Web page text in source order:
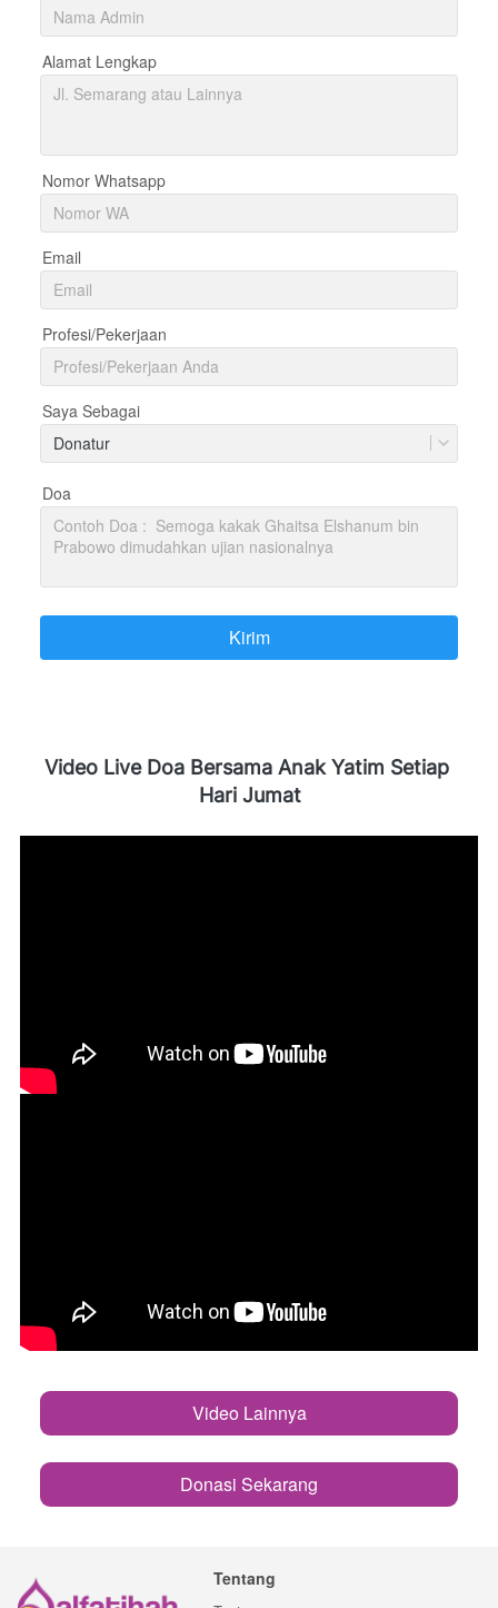
Alamat Lengkap
Nomor Whatsapp
Email
Profesi/Pekerjaan
Saya Sebagai
Donatur
Doa
`Kirim
Video Live Doa Bersama Anak Yatim Setiap
Hari Jumat
`
Video Lainnya
`Donasi Sekarang
Tentang